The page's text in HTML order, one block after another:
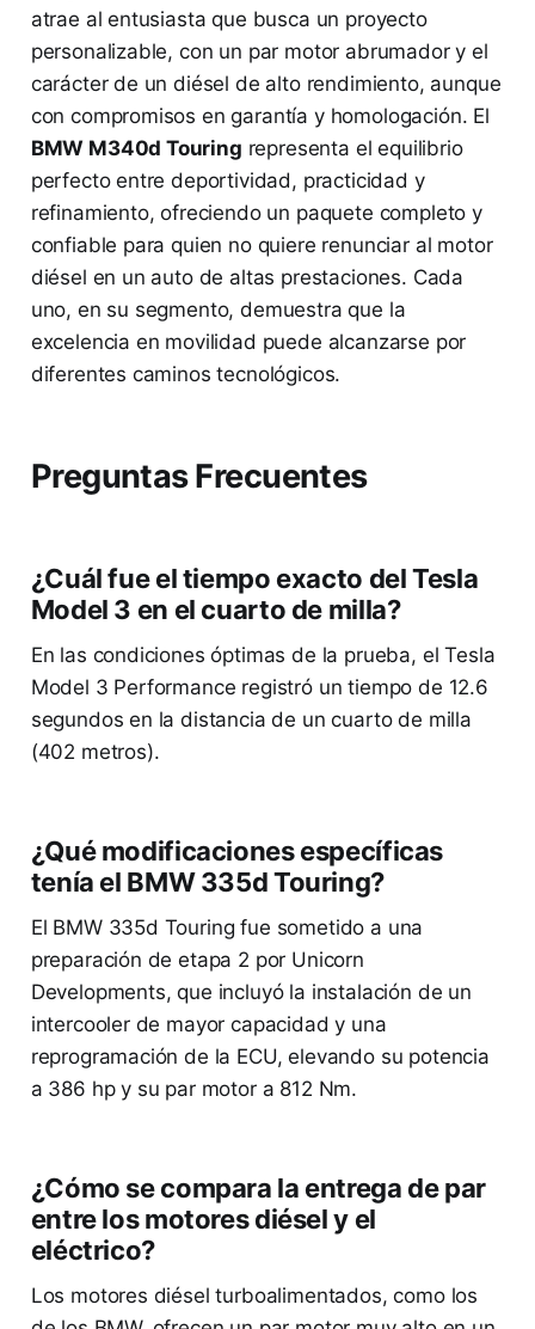
atrae al entusiasta que busca un proyecto
personalizable, con un par motor abrumador y el
carácter de un diésel de alto rendimiento, aunque
con compromisos en garantía y homologación. El
BMW M340d Touring representa el equilibrio
perfecto entre deportividad, practicidad y
refinamiento, ofreciendo un paquete completo y
confiable para quien no quiere renunciar al motor
diésel en un auto de altas prestaciones. Cada
uno, en su segmento, demuestra que la
excelencia en movilidad puede alcanzarse por
diferentes caminos tecnológicos.
Preguntas Frecuentes
¿Cuál fue el tiempo exacto del Tesla
Model 3 en el cuarto de milla?
En las condiciones óptimas de la prueba, el Tesla
Model 3 Performance registró un tiempo de 12.6
segundos en la distancia de un cuarto de milla
(402 metros).
¿Qué modificaciones específicas
tenía el BMW 335d Touring?
El BMW 335d Touring fue sometido a una
preparación de etapa 2 por Unicorn
Developments, que incluyó la instalación de un
intercooler de mayor capacidad y una
reprogramación de la ECU, elevando su potencia
a 386 hp y su par motor a 812 Nm.
¿Cómo se compara la entrega de par
entre los motores diésel y el
eléctrico?
Los motores diésel turboalimentados, como los